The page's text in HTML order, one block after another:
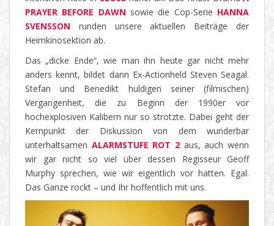
PRAYER BEFORE DAWN sowie die Cop-Serie HANNA
SVENSSON runden unsere aktuellen Beiträge der
Heimkinosektion ab.
Das „dicke Ende“, wie man ihn heute gar nicht mehr
anders kennt, bildet dann Ex-Actionheld Steven Seagal.
Stefan und Benedikt huldigen seiner (filmischen)
Vergangenheit, die zu Beginn der 1990er vor
hochexplosiven Kalibern nur so strotzte. Dabei geht der
Kernpunkt der Diskussion von dem wunderbar
unterhaltsamen ALARMSTUFE ROT 2 aus, auch wenn
wir gar nicht so viel über dessen Regisseur Geoff
Murphy sprechen, wie wir eigentlich vor hatten. Egal.
Das Ganze rockt – und Ihr hoffentlich mit uns.